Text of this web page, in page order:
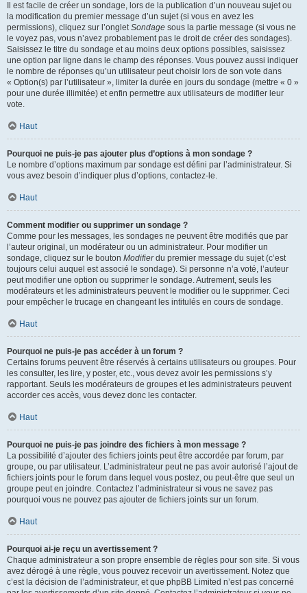
Il est facile de créer un sondage, lors de la publication d’un nouveau sujet ou
la modification du premier message d’un sujet (si vous en avez les
permissions), cliquez sur l’ongletSondage sous la partie message (si vous ne
le voyez pas, vous n’avez probablement pas le droit de créer des sondages).
Saisissez le titre du sondage et au moins deux options possibles, saisissez
une option par ligne dans le champ des réponses. Vous pouvez aussi indiquer
le nombre de réponses qu’un utilisateur peut choisir lors de son vote dans
« Option(s) par l’utilisateur », limiter la durée en jours du sondage (mettre « 0 »
pour une durée illimitée) et enfin permettre aux utilisateurs de modifier leur
vote.
Haut
Pourquoi ne puis-je pas ajouter plus d’options à mon sondage ?
Le nombre d’options maximum par sondage est défini par l’administrateur. Si
vous avez besoin d’indiquer plus d’options, contactez-le.
Haut
Comment modifier ou supprimer un sondage ?
Comme pour les messages, les sondages ne peuvent être modifiés que par
l’auteur original, un modérateur ou un administrateur. Pour modifier un
sondage, cliquez sur le bouton Modifierdu premier message du sujet (c’est
toujours celui auquel est associé le sondage). Si personne n’a voté, l’auteur
peut modifier une option ou supprimer le sondage. Autrement, seuls les
modérateurs et les administrateurs peuvent le modifier ou le supprimer. Ceci
pour empêcher le trucage en changeant les intitulés en cours de sondage.
Haut
Pourquoi ne puis-je pas accéder à un forum ?
Certains forums peuvent être réservés à certains utilisateurs ou groupes. Pour
les consulter, les lire, y poster, etc., vous devez avoir les permissions s’y
rapportant. Seuls les modérateurs de groupes et les administrateurs peuvent
accorder ces accès, vous devez donc les contacter.
Haut
Pourquoi ne puis-je pas joindre des fichiers à mon message ?
La possibilité d’ajouter des fichiers joints peut être accordée par forum, par
groupe, ou par utilisateur. L’administrateur peut ne pas avoir autorisé l’ajout de
fichiers joints pour le forum dans lequel vous postez, ou peut-être que seul un
groupe peut en joindre. Contactez l’administrateur si vous ne savez pas
pourquoi vous ne pouvez pas ajouter de fichiers joints sur un forum.
Haut
Pourquoi ai-je reçu un avertissement ?
Chaque administrateur a son propre ensemble de règles pour son site. Si vous
avez dérogé à une règle, vous pouvez recevoir un avertissement. Notez que
c’est la décision de l’administrateur, et que phpBB Limited n’est pas concerné